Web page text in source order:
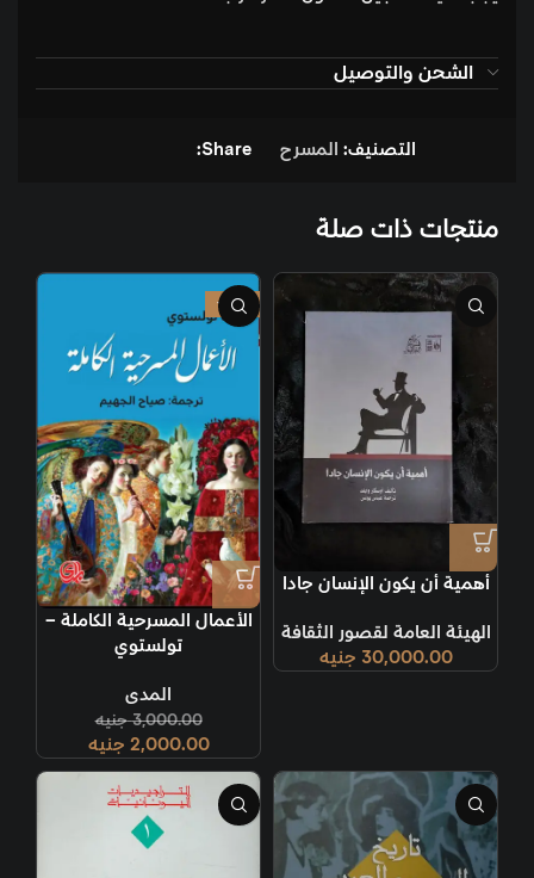
الشحن والتوصيل
التصنيف: المسرح Share:
منتجات ذات صلة
أهمية أن يكون الإنسان جادا
الهيئة العامة لقصور الثقافة
30,000.00 جنيه
-33%
الأعمال المسرحية الكاملة –
تولستوي
المدى
3,000.00 جنيه
2,000.00 جنيه